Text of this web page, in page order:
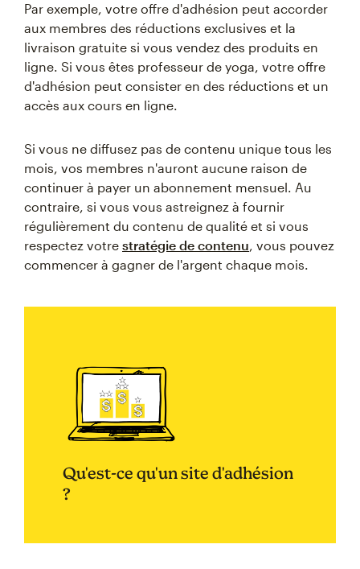
Par exemple, votre offre d'adhésion peut accorder
aux membres des réductions exclusives et la
livraison gratuite si vous vendez des produits en
ligne. Si vous êtes professeur de yoga, votre offre
d'adhésion peut consister en des réductions et un
accès aux cours en ligne.
Si vous ne diffusez pas de contenu unique tous les
mois, vos membres n'auront aucune raison de
continuer à payer un abonnement mensuel. Au
contraire, si vous vous astreignez à fournir
régulièrement du contenu de qualité et si vous
respectez votre stratégie de contenu, vous pouvez
commencer à gagner de l'argent chaque mois.
Qu'est-ce qu'un site d'adhésion
?